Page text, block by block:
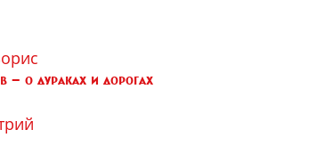
о дураках и дорогах